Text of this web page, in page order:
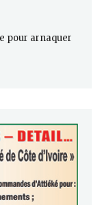
pour arnaquer